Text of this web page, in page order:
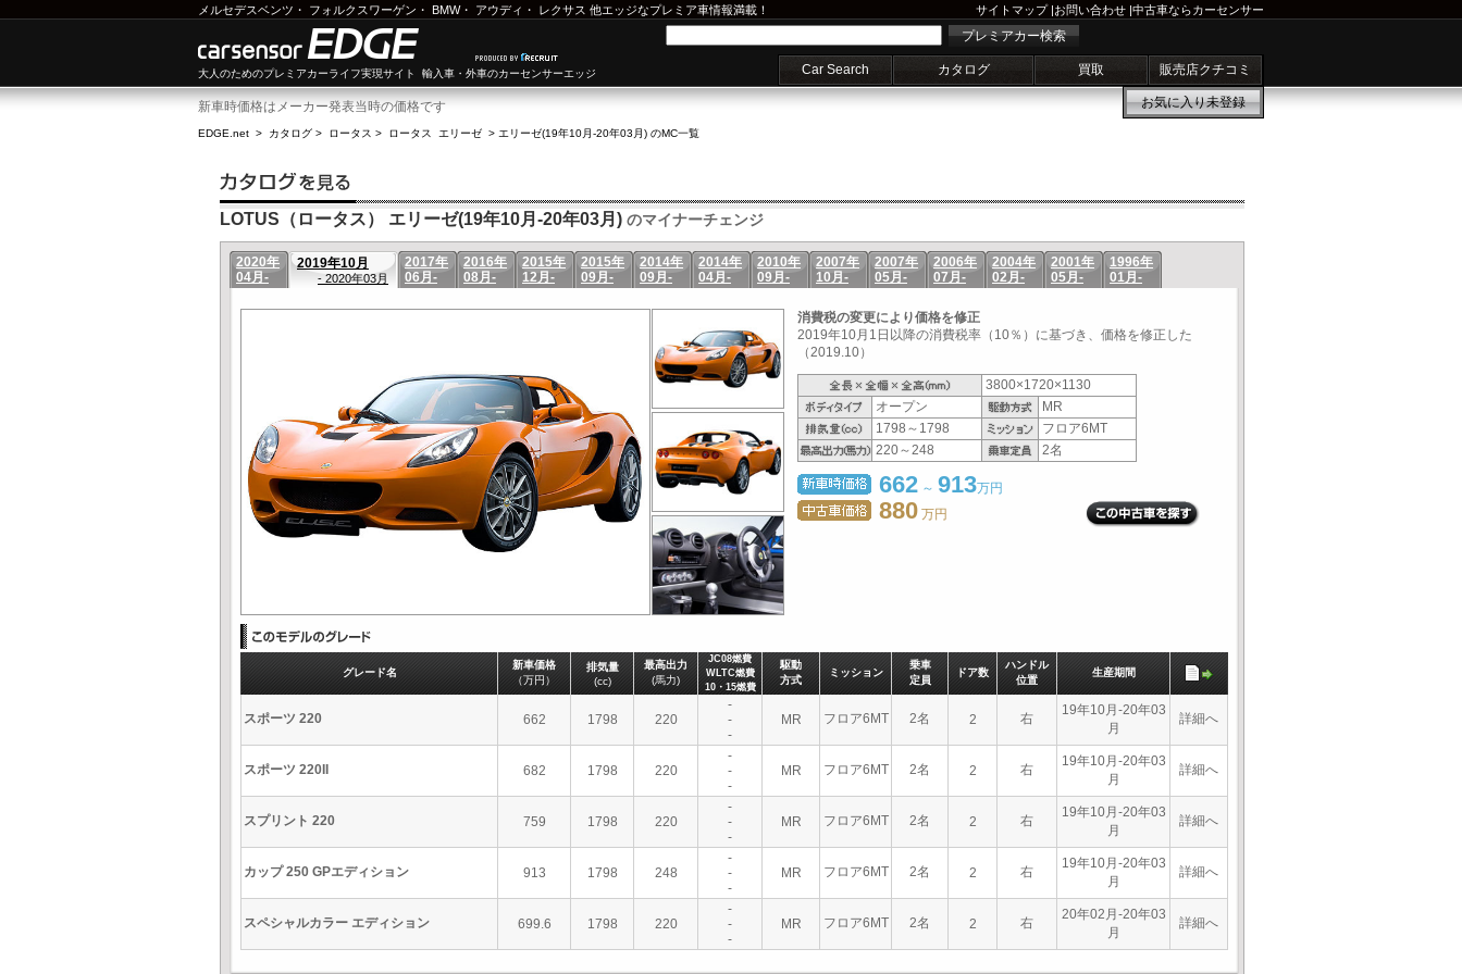
メルセデスベンツ ・ フォルクスワーゲン ・ BMW・ アウディ ・ レクサス 他エッジなプレミア車情報満載！ サイトマップ|お問い合わせ |中古車ならカーセンサー
大人のためのプレミアカーライフ実現サイト 輸入車・外車のカーセンサーエッジ
プレミアカー検索
Car Search カタログ 買取 販売店クチコミ
お気に入り未登録
新車時価格はメーカー発表当時の価格です
EDGE.net > カタログ > ロータス > ロータス エリーゼ > エリーゼ(19年10月-20年03月) のMC一覧
LOTUS（ロータス） エリーゼ(19年10月-20年03月) のマイナーチェンジ
2020年
04月-
2019年10月
- 2020年03月
2017年
06月-
2016年
08月-
2015年
12月-
2015年
09月-
2014年
09月-
2014年
04月-
2010年
09月-
2007年
10月-
2007年
05月-
2006年
07月-
2004年
02月-
2001年
05月-
1996年
01月-
消費税の変更により価格を修正
2019年10月1日以降の消費税率（10％）に基づき、価格を修正した
（2019.10）
3800×1720×1130
オープン
MR
1798～1798
フロア6MT
220～248
2名
662 ～ 913万円
880 万円
グレード名
新車価格
（万円）
排気量
(cc)
最高出力
(馬力)
JC08燃費
WLTC燃費
10・15燃費
駆動
方式
ミッション
乗車
定員
ドア数
ハンドル
位置
生産期間
スポーツ 220 662 1798 220
-
-
-
MR フロア6MT 2名 2 右
19年10月-20年03
月
詳細へ
スポーツ 220II 682 1798 220
-
-
-
MR フロア6MT 2名 2 右
19年10月-20年03
月
詳細へ
スプリント 220 759 1798 220
-
-
-
MR フロア6MT 2名 2 右
19年10月-20年03
月
詳細へ
カップ 250 GPエディション 913 1798 248
-
-
-
MR フロア6MT 2名 2 右
19年10月-20年03
月
詳細へ
スペシャルカラー エディション 699.6 1798 220
-
-
-
MR フロア6MT 2名 2 右
20年02月-20年03
月
詳細へ